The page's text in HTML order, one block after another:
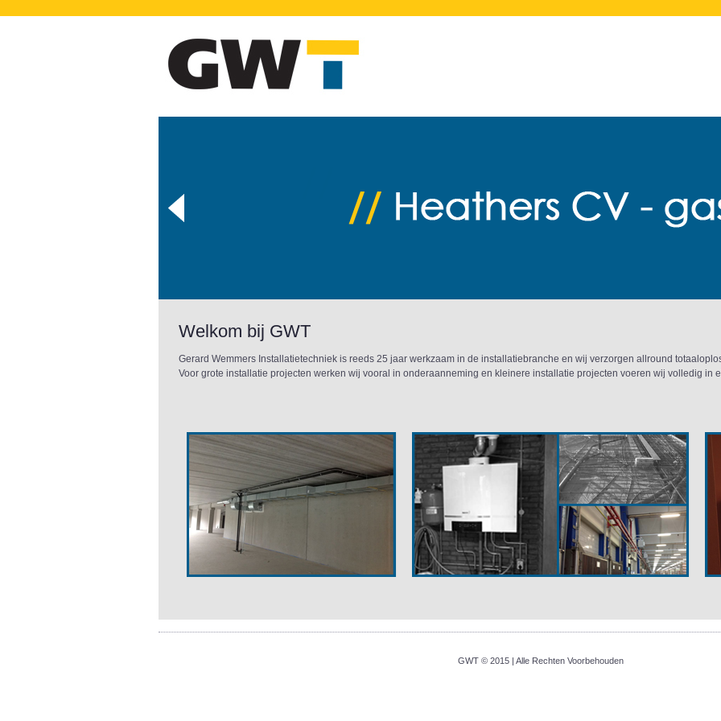
Welkom bij GWT
Gerard Wemmers Installatietechniek is reeds 25 jaar werkzaam in de installatiebranche en wij verzorgen allround
Voor grote installatie projecten werken wij vooral in onderaanneming en kleinere installatie projecten voeren wij volledig in
GWT © 2015 | Alle Rechten Voorbehouden